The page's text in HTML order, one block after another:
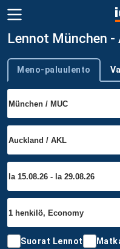
Lennot München -
Trip type
Meno-paluulento
Suorat Lennot